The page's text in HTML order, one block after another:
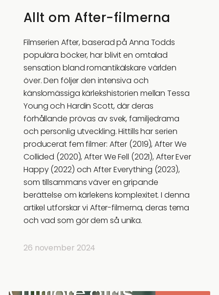
Allt om After-filmerna
Filmserien After, baserad på Anna Todds
populära böcker, har blivit en omtalad
sensation bland romantikälskare världen
över. Den följer den intensiva och
känslomässiga kärlekshistorien mellan Tessa
Young och Hardin Scott, där deras
förhållande prövas av svek, familjedrama
och personlig utveckling. Hittills har serien
producerat fem filmer: After (2019), After We
Collided (2020), After We Fell (2021), After Ever
Happy (2022) och After Everything (2023),
som tillsammans väver en gripande
berättelse om kärlekens komplexitet. I denna
artikel utforskar vi After-filmerna, deras tema
och vad som gör dem så unika.
26 november 2024